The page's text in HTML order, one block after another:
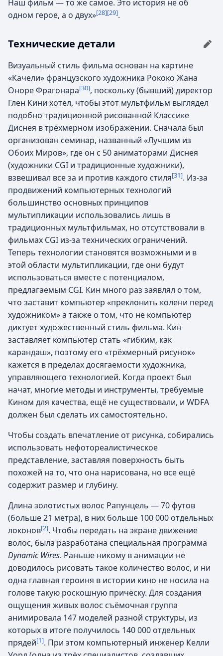
Наш фильм — то же самое. Это история не об
одном герое, а о двух»[28][29].
Технические детали
Визуальный стиль фильма основан на картине
«Качели» французского художника Рококо Жана
Оноре Фрагонара[30], поскольку (бывший) директор
Глен Кини хотел, чтобы этот мультфильм выглядел
подобно традиционной рисованной Классике
Диснея в трёхмерном изображении. Сначала был
организован семинар, названный «Лучшим из
Обоих Миров», где он с 50 аниматорами Диснея
(художники CGI и традиционные художники),
взвешивал все за и против каждого стиля[31]. Из-за
продвижений компьютерных технологий
большинство основных принципов
мультипликации использовались лишь в
традиционных мультфильмах, но отсутствовали в
фильмах CGI из-за технических ограничений.
Теперь технологии становятся возможными и в
этой области мультипликации, где они будут
использоваться вместе с потенциалом,
предлагаемым CGI. Кин много раз заявлял о том,
что заставит компьютер «преклонить колени перед
художником» а также о том, что не компьютер
диктует художественный стиль фильма. Кин
заставляет компьютер стать «гибким, как
карандаш», поэтому его «трёхмерный рисунок»
кажется в пределах досягаемости художника,
управляющего технологией. Когда проект был
начат, многие методы и инструменты, требуемые
Кином для качества, ещё не существовали, и WDFA
должен был сделать их самостоятельно.
Чтобы создать впечатление от рисунка, собирались
использовать нефотореалистическое
представление, заставляя поверхность быть
похожей на то, что она нарисована, но все ещё
содержит размер и глубину.
Длина золотистых волос Рапунцель — 70 футов
(больше 21 метра), в них больше 100 000 отдельных
локонов[2]. Чтобы передать на экране движение
волос, была разработана специальная программа
Dynamic Wires. Раньше никому в анимации не
доводилось рисовать такое количество волос, и ни
одна главная героиня в истории кино не носила на
голове такую роскошную причёску. Для создания
ощущения живых волос съёмочная группа
анимировала 147 моделей разной структуры, из
которых в итоге получилось 140 000 отдельных
прядей[1]. При этом компьютерный инженер Келли